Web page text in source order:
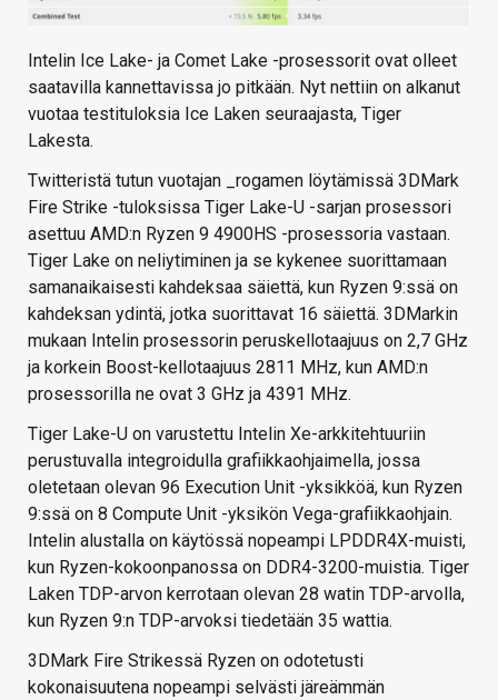
Intelin Ice Lake- ja Comet Lake -prosessorit ovat olleet
saatavilla kannettavissa jo pitkään. Nyt nettiin on alkanut
vuotaa testituloksia Ice Laken seuraajasta, Tiger
Lakesta.
Twitteristä tutun vuotajan _rogamen löytämissä 3DMark
Fire Strike -tuloksissa Tiger Lake-U -sarjan prosessori
asettuu AMD:n Ryzen 9 4900HS -prosessoria vastaan.
Tiger Lake on neliytiminen ja se kykenee suorittamaan
samanaikaisesti kahdeksaa säiettä, kun Ryzen 9:ssä on
kahdeksan ydintä, jotka suorittavat 16 säiettä. 3DMarkin
mukaan Intelin prosessorin peruskellotaajuus on 2,7 GHz
ja korkein Boost-kellotaajuus 2811 MHz, kun AMD:n
prosessorilla ne ovat 3 GHz ja 4391 MHz.
Tiger Lake-U on varustettu Intelin Xe-arkkitehtuuriin
perustuvalla integroidulla grafiikkaohjaimella, jossa
oletetaan olevan 96 Execution Unit -yksikköä, kun Ryzen
9:ssä on 8 Compute Unit -yksikön Vega-grafiikkaohjain.
Intelin alustalla on käytössä nopeampi LPDDR4X-muisti,
kun Ryzen-kokoonpanossa on DDR4-3200-muistia. Tiger
Laken TDP-arvon kerrotaan olevan 28 watin TDP-arvolla,
kun Ryzen 9:n TDP-arvoksi tiedetään 35 wattia.
3DMark Fire Strikessä Ryzen on odotetusti
kokonaisuutena nopeampi selvästi järeämmän